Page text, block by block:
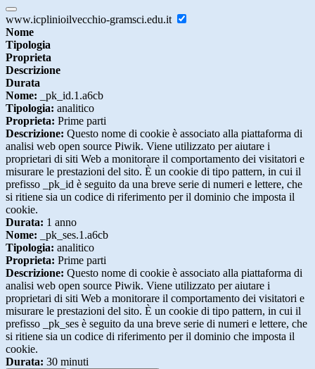
www.icplinioilvecchio-gramsci.edu.it
Nome
Tipologia
Proprieta
Descrizione
Durata
Nome: _pk_id.1.a6cb
Tipologia: analitico
Proprieta: Prime parti
Descrizione: Questo nome di cookie è associato alla piattaforma di
analisi web open source Piwik. Viene utilizzato per aiutare i
proprietari di siti Web a monitorare il comportamento dei visitatori e
misurare le prestazioni del sito. È un cookie di tipo pattern, in cui il
prefisso _pk_id è seguito da una breve serie di numeri e lettere, che
si ritiene sia un codice di riferimento per il dominio che imposta il
cookie.
Durata: 1 anno
Nome: _pk_ses.1.a6cb
Tipologia: analitico
Proprieta: Prime parti
Descrizione: Questo nome di cookie è associato alla piattaforma di
analisi web open source Piwik. Viene utilizzato per aiutare i
proprietari di siti Web a monitorare il comportamento dei visitatori e
misurare le prestazioni del sito. È un cookie di tipo pattern, in cui il
prefisso _pk_ses è seguito da una breve serie di numeri e lettere, che
si ritiene sia un codice di riferimento per il dominio che imposta il
cookie.
Durata: 30 minuti